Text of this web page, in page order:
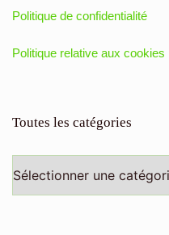
Politique de confidentialité
Politique relative aux cookies
Toutes les catégories
les